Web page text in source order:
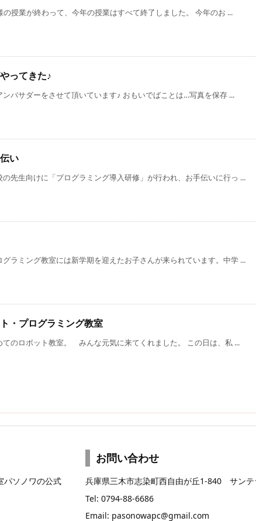
の授業が終わって、今年の授業はすべて終了しました。 今年のお ...
ってきた♪
バサダーをさせて頂いています♪ おもいでばことは…写真を保存 ...
い
先生向けに「プログラミング導入研修」が行われ、お手伝いに行っ ...
グラミング教室には新学期を迎えたお子さんが来られています。中学 ...
・プログラミング教室
てのロボット教室。 みんな元気に来てくれました。 この日は、私 ...
ソノワの公式
お問い合わせ
兵庫県三木市志染町西自由が丘1-840 サンテ
Tel: 0794-88-6686
Email: pasonowapc@gmail.com